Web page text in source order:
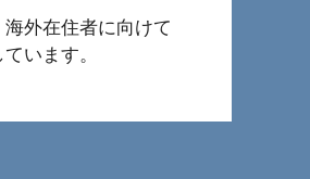
外在住者に向けて
います。